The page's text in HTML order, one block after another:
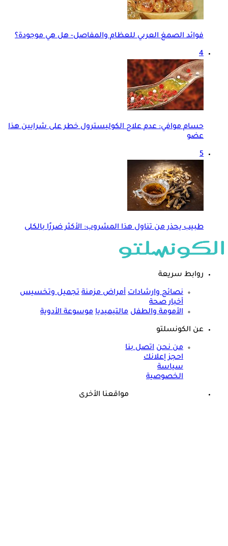
فوائد الصمغ العربي للعظام والمفاصل- هل هي موجودة؟
4
حسام موافي: عدم علاج الكوليسترول خطر على شرايين هذا
عضو
5
طبيب يحذر من تناول هذا المشروب: الأكثر ضررًا بالكلى
روابط سريعة
نصائح وارشادات أمراض مزمنة تجميل وتخسيس
أخبار صحة
الأمومة والطفل مالتيميديا موسوعة الأدوية
عن الكونسلتو
من نحن اتصل بنا
احجز إعلانك
سياسة
الخصوصية
مواقعنا الأخرى